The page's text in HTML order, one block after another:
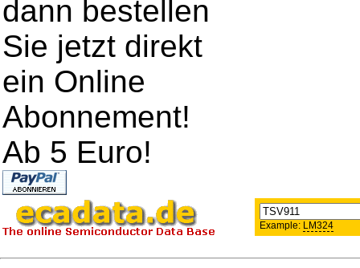
dann bestellen
Sie jetzt direkt
ein Online
Abonnement!
Ab 5 Euro!
Example: LM324